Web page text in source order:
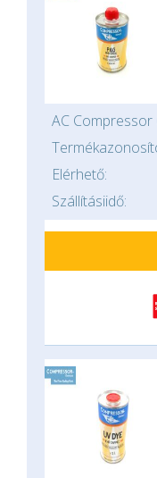
AC Compressor
Elérhető:
Szállításiidő: